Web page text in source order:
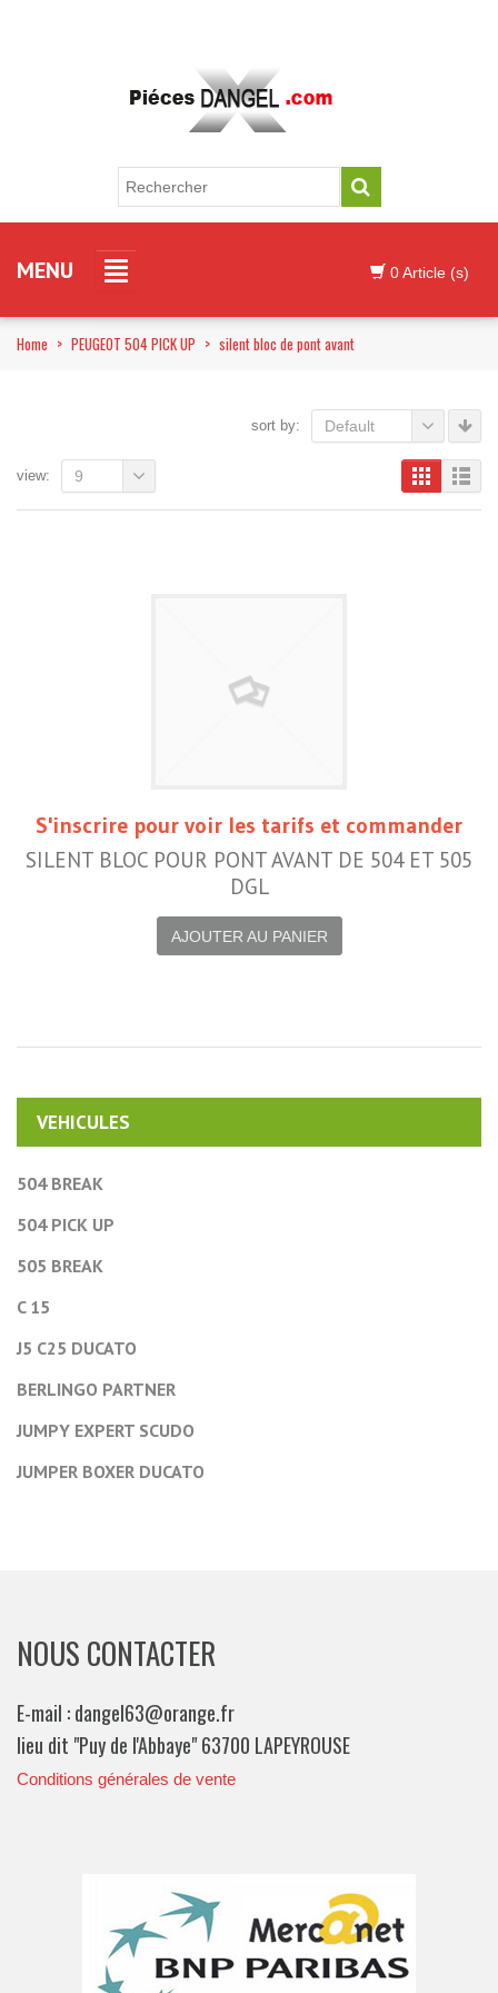
MENU 0 Article (s)
Home > PEUGEOT 504 PICK UP > silent bloc de pont avant
sort by: Default
view: 9
S'inscrire pour voir les tarifs et commander
SILENT BLOC POUR PONT AVANT DE 504 ET 505
DGL
AJOUTER AU PANIER
VEHICULES
504 BREAK
504 PICK UP
505 BREAK
C 15
J5 C25 DUCATO
BERLINGO PARTNER
JUMPY EXPERT SCUDO
JUMPER BOXER DUCATO
NOUS CONTACTER
E-mail : dangel63@orange.fr
lieu dit "Puy de l'Abbaye" 63700 LAPEYROUSE
Conditions générales de vente